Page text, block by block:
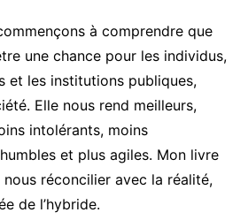
à comprendre que
une chance pour les individus,
et les institutions publiques,
Elle nous rend meilleurs,
intolérants, moins
et plus agiles. Mon livre
réconcilier avec la réalité,
de l’hybride.